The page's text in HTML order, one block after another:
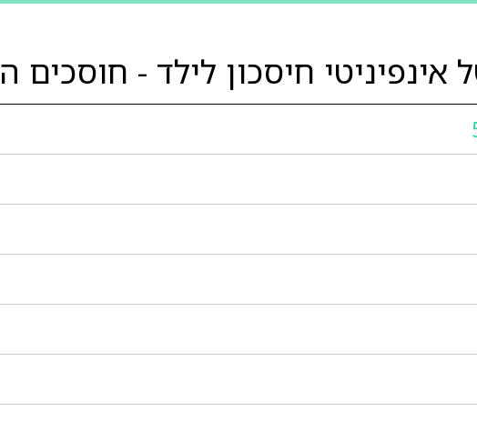
חיסכון לילד - חוסכים